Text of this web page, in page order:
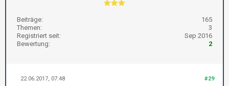
Beiträge:
165
Themen:
3
Registriert seit:
Sep 2016
Bewertung:
2
#29
22.06.2017, 07:48